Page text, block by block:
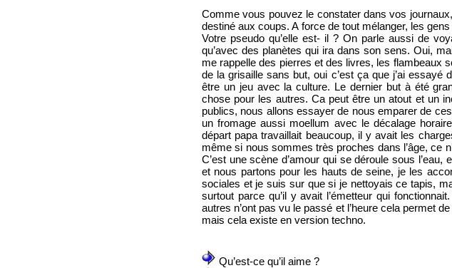
Comme vous pouvez le constater dans vos
destiné aux coups. A force de tout mélanger, les
Votre pseudo qu’elle est- il ? On parle aussi de
qu’avec des planètes qui ira dans son sens. Oui,
me rappelle des pierres et des livres, les flambeaux
de la grisaille sans but, oui c’est ça que j’ai
être un jeu avec la culture. Le dernier but à été
chose pour les autres. Ca peut être un atout et un
publics, nous allons essayer de nous emparer de
un fromage aussi moellum avec le décalage
départ papa travaillait beaucoup, il y avait les
même si nous sommes très proches dans l’âge, ce
C’est une scène d’amour qui se déroule sous
et nous partons pour les hauts de seine, je les
sociales et je suis sur que si je nettoyais ce tapis,
surtout parce qu’il y avait l’émetteur qui
autres n’ont pas vu le passé et l’heure cela permet
mais cela existe en version techno.
Qu’est-ce qu’il aime ?